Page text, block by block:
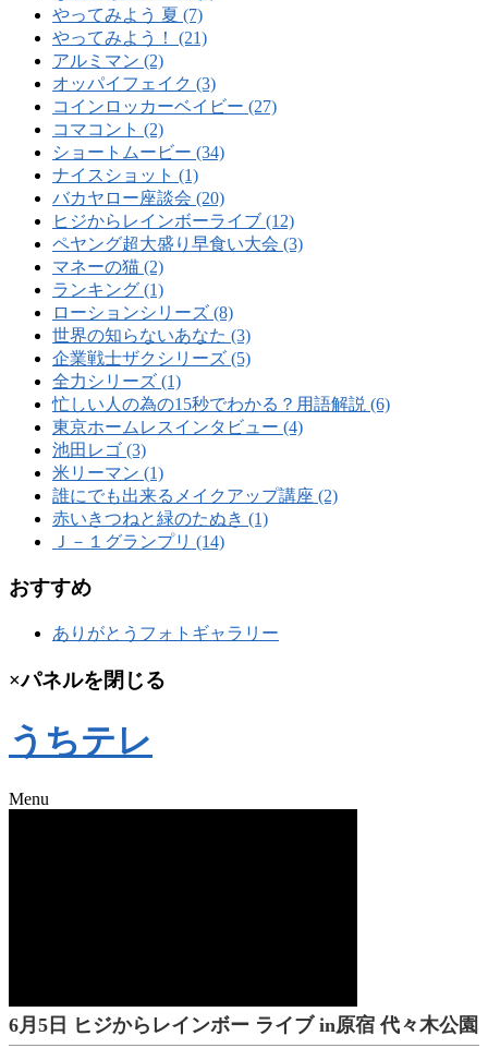
やってみよう 夏 (7)
やってみよう！ (21)
アルミマン (2)
オッパイフェイク (3)
コインロッカーベイビー (27)
コマコント (2)
ショートムービー (34)
ナイスショット (1)
バカヤロー座談会 (20)
ヒジからレインボーライブ (12)
ペヤング超大盛り早食い大会 (3)
マネーの猫 (2)
ランキング (1)
ローションシリーズ (8)
世界の知らないあなた (3)
企業戦士ザクシリーズ (5)
全力シリーズ (1)
忙しい人の為の15秒でわかる？用語解説 (6)
東京ホームレスインタビュー (4)
池田レゴ (3)
米リーマン (1)
誰にでも出来るメイクアップ講座 (2)
赤いきつねと緑のたぬき (1)
Ｊ－１グランプリ (14)
おすすめ
ありがとうフォトギャラリー
×パネルを閉じる
うちテレ
Menu
6月5日 ヒジからレインボー ライブ in原宿 代々木公園